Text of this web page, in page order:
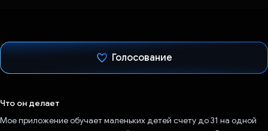
Голосование
Что он делает
Мое приложение обучает маленьких детей счету до 31 на одной